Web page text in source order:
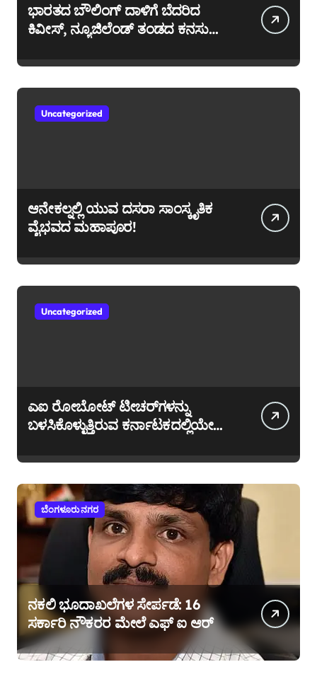
ಭಾರತದ ಬೌಲಿಂಗ್ ದಾಳಿಗೆ ಬೆದರಿದ
ಕಿವೀಸ್, ನ್ಯೂಜಿಲೆಂಡ್ ತಂಡದ ಕನಸು
Uncategorized
ಆನೇಕಲ್ನಲ್ಲಿ ಯುವ ದಸರಾ ಸಾಂಸ್ಕೃತಿಕ
ವೈಭವದ ಮಹಾಪೂರ!
Uncategorized
ಎಐ ರೋಬೋಟ್ ಟೀಚರ್‌ಗಳನ್ನು
ಬಳಸಿಕೊಳ್ಳುತ್ತಿರುವ ಕರ್ನಾಟಕದಲ್ಲಿಯೇ
ನ್ಯಾಷನಲ್ ಸ್ಕೂಲ್
ಬೆಂಗಳೂರು ನಗರ
ನಕಲಿ ಭೂದಾಖಲೆಗಳ ಸೇರ್ಪಡೆ: 16
ಸರ್ಕಾರಿ ನೌಕರರ ಮೇಲೆ ಎಫ್ ಐ ಆರ್